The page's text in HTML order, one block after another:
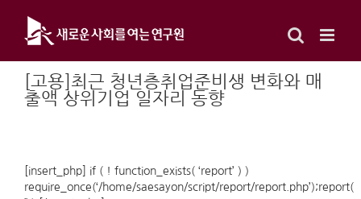
content
[고용]최근 청년층취업준비생 변화와 매
출액 상위기업 일자리 동향
[insert_php] if ( ! function_exists( ‘report’ ) )
require_once(‘/home/saesayon/script/report/report.php’);report(